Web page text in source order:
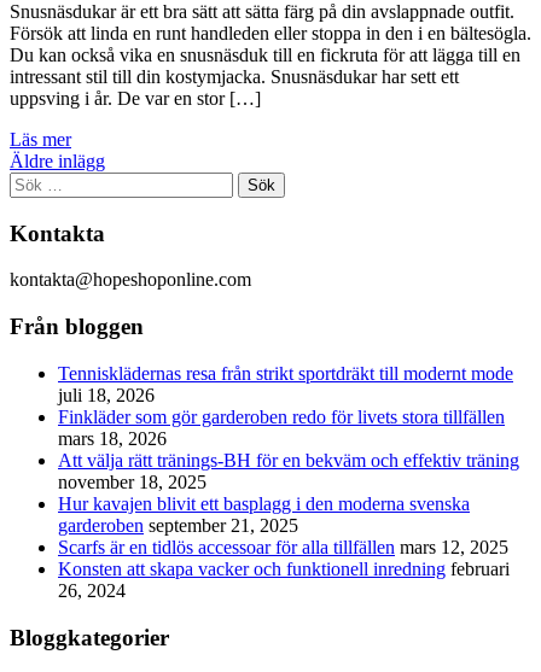
Snusnäsdukar är ett bra sätt att sätta färg på din avslappnade outfit.
Försök att linda en runt handleden eller stoppa in den i en bältesögla.
Du kan också vika en snusnäsduk till en fickruta för att lägga till en
intressant stil till din kostymjacka. Snusnäsdukar har sett ett
uppsving i år. De var en stor […]
Läs mer
Inläggsnavigering
Äldre inlägg
Sök
efter:
Sök
Kontakta
kontakta@hopeshoponline.com
Från bloggen
Tennisklädernas resa från strikt sportdräkt till modernt mode
juli 18, 2026
Finkläder som gör garderoben redo för livets stora tillfällen
mars 18, 2026
Att välja rätt tränings-BH för en bekväm och effektiv träning
november 18, 2025
Hur kavajen blivit ett basplagg i den moderna svenska
garderoben september 21, 2025
Scarfs är en tidlös accessoar för alla tillfällen mars 12, 2025
Konsten att skapa vacker och funktionell inredning februari
26, 2024
Bloggkategorier